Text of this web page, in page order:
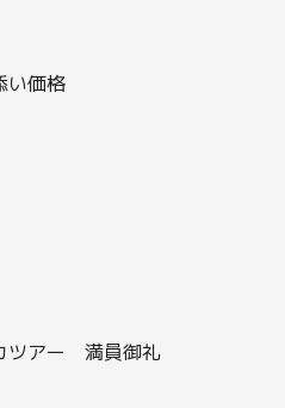
い価格
ツアー 満員御礼